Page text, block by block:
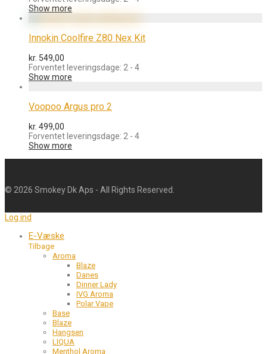
Show more
Innokin Coolfire Z80 Nex Kit
kr. 549,00
Forventet leveringsdage: 2 - 4
Show more
Voopoo Argus pro 2
kr. 499,00
Forventet leveringsdage: 2 - 4
Show more
© 2026 Smokey Dk Aps - All Rights Reserved.
Log ind
E-Væske
Tilbage
Aroma
Blaze
Danes
Dinner Lady
IVG Aroma
Polar Vape
Base
Blaze
Hangsen
LIQUA
Menthol Aroma